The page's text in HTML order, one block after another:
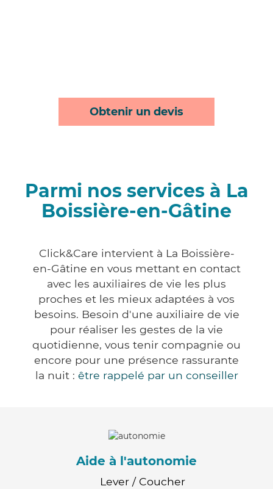
Obtenir un devis
Parmi nos services à La
Boissière-en-Gâtine
Click&Care intervient à La Boissière-
en-Gâtine en vous mettant en contact
avec les auxiliaires de vie les plus
proches et les mieux adaptées à vos
besoins. Besoin d'une auxiliaire de vie
pour réaliser les gestes de la vie
quotidienne, vous tenir compagnie ou
encore pour une présence rassurante
la nuit : être rappelé par un conseiller
Aide à l'autonomie
Lever / Coucher